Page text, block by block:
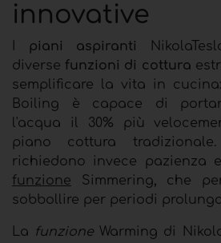
innovative
piani aspiranti
diversefunzioni di cottura
semplificare la vita in
Boiling è capace di
l'acqua il 30% più
piano cottura
richiedono invece pazienza
funzione Simmering, che
sobbollire per periodi
La funzione Warming di